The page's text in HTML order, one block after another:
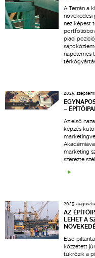
A Terrán a
növekedési
hez képest
piaci
napelemes
2025.
–
Az első
képzés
marketing
szerezte
2025.
AZ
LEHET A
Első
közzétett
tükrözik a